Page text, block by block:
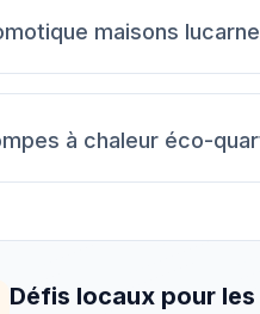
maisons
à chaleur éco-
Défis locaux pour les